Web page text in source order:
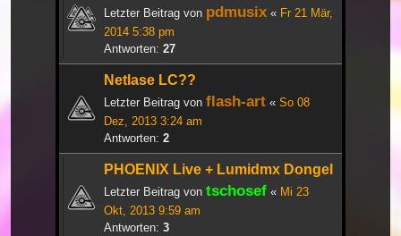
Letzter Beitrag von pdmusix « Fr 21 Mär,
2014 5:38 pm
Antworten: 27
Netlase LC??
Letzter Beitrag von flash-art « So 08
Dez, 2013 3:24 am
Antworten: 2
PHOENIX Live + Lumidmx Dongel
Letzter Beitrag von tschosef « Mi 23
Okt, 2013 9:59 am
Antworten: 3